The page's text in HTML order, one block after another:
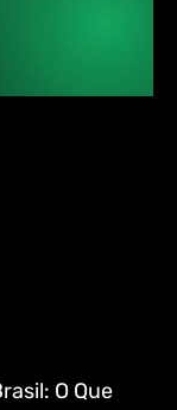
O Que